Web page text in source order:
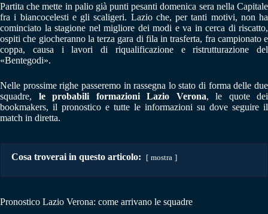
Partita che mette in palio già punti pesanti domenica sera nella Capitale
fra i biancocelesti e gli scaligeri. Lazio che, per tanti motivi, non ha
cominciato la stagione nel migliore dei modi e va in cerca di riscatto,
ospiti che giocheranno la terza gara di fila in trasferta, fra campionato e
coppa, causa i lavori di riqualificazione e ristrutturazione del
«Bentegodi».
Nelle prossime righe passeremo in rassegna lo stato di forma delle due
squadre, le probabili formazioni Lazio Verona, le quote dei
bookmakers, il pronostico e tutte le informazioni su dove seguire il
match in diretta.
Cosa troverai in questo articolo: mostra
Pronostico Lazio Verona: come arrivano le squadre